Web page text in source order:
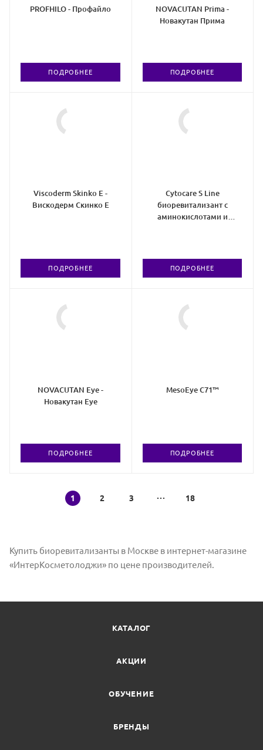
PROFHILO - Профайло
ПОДРОБНЕЕ
NOVACUTAN Prima -
Новакутан Прима
ПОДРОБНЕЕ
Viscoderm Skinko E -
Вискодерм Скинко Е
ПОДРОБНЕЕ
Cytocare S Line
биоревитализант с
аминокислотами и
ПОДРОБНЕЕ
NOVACUTAN Eye -
Новакутан Eye
ПОДРОБНЕЕ
MesoEye C71™
ПОДРОБНЕЕ
1 2 3 18
Купить биоревитализанты в Москве в интернет-магазине
«ИнтерКосметолоджи» по цене производителей.
КАТАЛОГ
АКЦИИ
ОБУЧЕНИЕ
БРЕНДЫ